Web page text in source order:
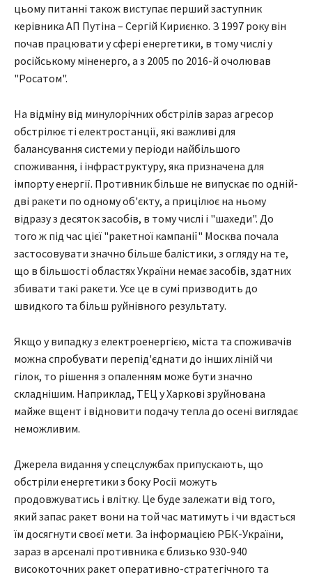
цьому питанні також виступає перший заступник
керівника АП Путіна – Сергій Кириєнко. З 1997 року він
почав працювати у сфері енергетики, в тому числі у
російському міненерго, а з 2005 по 2016-й очолював
"Росатом".
На відміну від минулорічних обстрілів зараз агресор
обстрілює ті електростанції, які важливі для
балансування системи у періоди найбільшого
споживання, і інфраструктуру, яка призначена для
імпорту енергії. Противник більше не випускає по одній-
дві ракети по одному об'єкту, а прицілює на ньому
відразу з десяток засобів, в тому числі і "шахеди". До
того ж під час цієї "ракетної кампанії" Москва почала
застосовувати значно більше балістики, з огляду на те,
що в більшості областях України немає засобів, здатних
збивати такі ракети. Усе це в сумі призводить до
швидкого та більш руйнівного результату.
Якщо у випадку з електроенергією, міста та споживачів
можна спробувати перепід'єднати до інших ліній чи
гілок, то рішення з опаленням може бути значно
складнішим. Наприклад, ТЕЦ у Харкові зруйнована
майже вщент і відновити подачу тепла до осені виглядає
неможливим.
Джерела видання у спецслужбах припускають, що
обстріли енергетики з боку Росії можуть
продовжуватись і влітку. Це буде залежати від того,
який запас ракет вони на той час матимуть і чи вдасться
їм досягнути своєї мети. За інформацією РБК-України,
зараз в арсеналі противника є близько 930-940
високоточних ракет оперативно-стратегічного та